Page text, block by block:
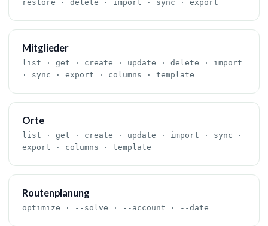
restore · delete · import · sync · export
Mitglieder
list · get · create · update · delete · import
· sync · export · columns · template
Orte
list · get · create · update · import · sync ·
export · columns · template
Routenplanung
optimize · --solve · --account · --date